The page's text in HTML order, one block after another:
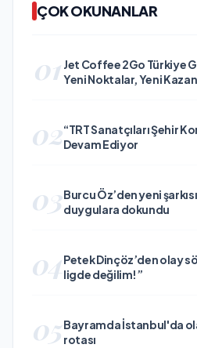
ÇOK OKUNANLAR
01 Jet Coffee 2Go Türkiye
Yeni Noktalar, Yeni
02“TRT Sanatçıları Şehir
Devam Ediyor
03Burcu Öz’den yeni
duygulara dokundu
04Petek Dinçöz’den olay
ligde değilim!”
05Bayramda İstanbul'da
rotası